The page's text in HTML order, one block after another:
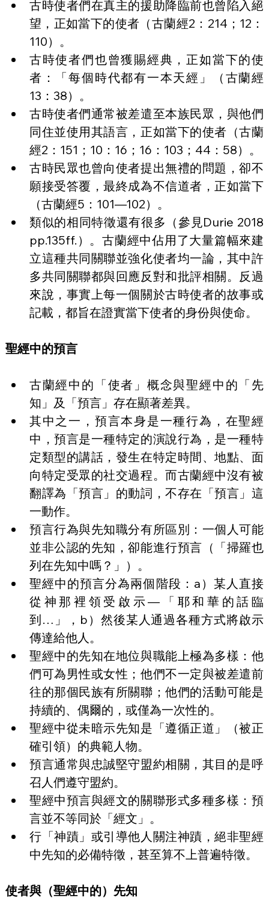
古時使者們在真主的援助降臨前也曾陷入絕
望，正如當下的使者（古蘭經2：214；12：
110）。
古時使者們也曾獲賜經典，正如當下的使
者：「每個時代都有一本天經」（古蘭經
13：38）。
古時使者們通常被差遣至本族民眾，與他們
同住並使用其語言，正如當下的使者（古蘭
經2：151；10：16；16：103；44：58）。
古時民眾也曾向使者提出無禮的問題，卻不
願接受答覆，最終成為不信道者，正如當下
（古蘭經5：101—102）。
類似的相同特徵還有很多（參見Durie 2018
pp.135ff.）。古蘭經中佔用了大量篇幅來建
立這種共同關聯並強化使者均一論，其中許
多共同關聯都與回應反對和批評相關。反過
來說，事實上每一個關於古時使者的故事或
記載，都旨在證實當下使者的身份與使命。
聖經中的預言
古蘭經中的「使者」概念與聖經中的「先
知」及「預言」存在顯著差異。
其中之一，預言本身是一種行為，在聖經
中，預言是一種特定的演說行為，是一種特
定類型的講話，發生在特定時間、地點、面
向特定受眾的社交過程。而古蘭經中沒有被
翻譯為「預言」的動詞，不存在「預言」這
一動作。
預言行為與先知職分有所區別：一個人可能
並非公認的先知，卻能進行預言（「掃羅也
列在先知中嗎？」）。
聖經中的預言分為兩個階段：a）某人直接
從神那裡領受啟示—「耶和華的話臨
到…」，b）然後某人通過各種方式將啟示
傳達給他人。
聖經中的先知在地位與職能上極為多樣：他
們可為男性或女性；他們不一定與被差遣前
往的那個民族有所關聯；他們的活動可能是
持續的、偶爾的，或僅為一次性的。
聖經中從未暗示先知是「遵循正道」（被正
確引領）的典範人物。
預言通常與忠誠堅守盟約相關，其目的是呼
召人們遵守盟約。
聖經中預言與經文的關聯形式多種多樣：預
言並不等同於「經文」。
行「神蹟」或引導他人關注神蹟，絕非聖經
中先知的必備特徵，甚至算不上普遍特徵。
使者與（聖經中的）先知